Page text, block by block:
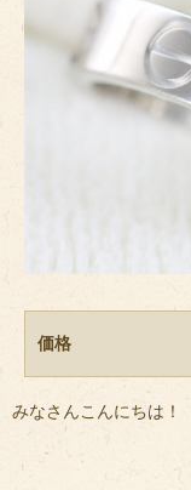
価格
みなさんこんにちは！